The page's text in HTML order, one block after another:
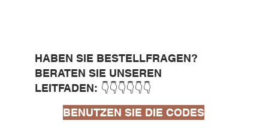
HABEN SIE BESTELLFRAGEN?
BERATEN SIE UNSEREN
LEITFADEN: 👇👇👇👇👇👇
BENUTZEN SIE DIE CODES